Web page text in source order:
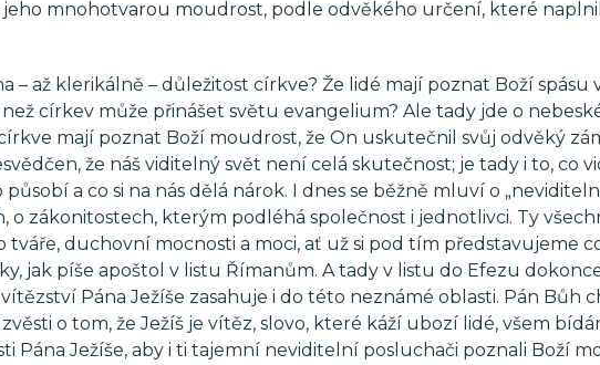
mnohotvarou moudrost, podle odvěkého určení, které naplnil
– až klerikálně – důležitost církve? Že lidé mají poznat Boží spásu
církev může přinášet světu evangelium? Ale tady jde o
mají poznat Boží moudrost, že On uskutečnil svůj odvěký
že náš viditelný svět není celá skutečnost; je tady i to, co
a co si na nás dělá nárok. I dnes se běžně mluví o
o zákonitostech, kterým podléhá společnost i jednotlivci. Ty
tváře, duchovní mocnosti a moci, ať už si pod tím představujeme
jak píše apoštol v listu Římanům. A tady v listu do Efezu
Pána Ježíše zasahuje i do této neznámé oblasti. Pán Bůh
o tom, že Ježíš je vítěz, slovo, které káží ubozí lidé, všem
Pána Ježíše, aby i ti tajemní neviditelní posluchači poznali Boží